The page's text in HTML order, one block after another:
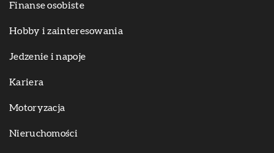
Finanse osobiste
Hobby i zainteresowania
Jedzenie i napoje
Kariera
Motoryzacja
Nieruchomości